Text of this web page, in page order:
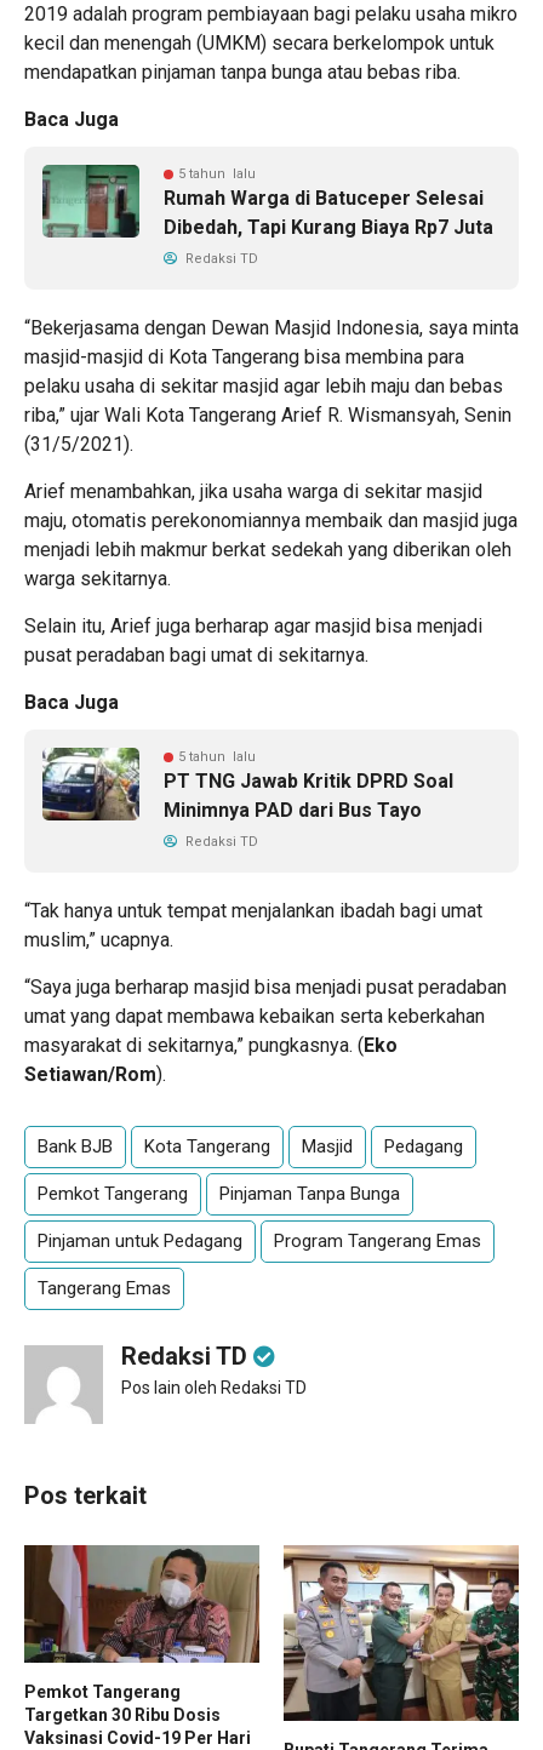
2019 adalah program pembiayaan bagi pelaku usaha mikro
kecil dan menengah (UMKM) secara berkelompok untuk
mendapatkan pinjaman tanpa bunga atau bebas riba.
Baca Juga
5 tahun lalu
Rumah Warga di Batuceper Selesai
Dibedah, Tapi Kurang Biaya Rp7 Juta
Redaksi TD
“Bekerjasama dengan Dewan Masjid Indonesia, saya minta
masjid-masjid di Kota Tangerang bisa membina para
pelaku usaha di sekitar masjid agar lebih maju dan bebas
riba,” ujar Wali Kota Tangerang Arief R. Wismansyah, Senin
(31/5/2021).
Arief menambahkan, jika usaha warga di sekitar masjid
maju, otomatis perekonomiannya membaik dan masjid juga
menjadi lebih makmur berkat sedekah yang diberikan oleh
warga sekitarnya.
Selain itu, Arief juga berharap agar masjid bisa menjadi
pusat peradaban bagi umat di sekitarnya.
Baca Juga
5 tahun lalu
PT TNG Jawab Kritik DPRD Soal
Minimnya PAD dari Bus Tayo
Redaksi TD
“Tak hanya untuk tempat menjalankan ibadah bagi umat
muslim,” ucapnya.
“Saya juga berharap masjid bisa menjadi pusat peradaban
umat yang dapat membawa kebaikan serta keberkahan
masyarakat di sekitarnya,” pungkasnya. (Eko
Setiawan/Rom).
Bank BJB Kota Tangerang Masjid Pedagang
Pemkot Tangerang Pinjaman Tanpa Bunga
Pinjaman untuk Pedagang Program Tangerang Emas
Tangerang Emas
Redaksi TD
Pos lain oleh Redaksi TD
Pos terkait
Pemkot Tangerang
Targetkan 30 Ribu Dosis
Vaksinasi Covid-19 Per Hari